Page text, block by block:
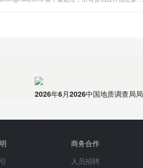
2026年6月2026中国地质调查局
商务合作
人员招聘